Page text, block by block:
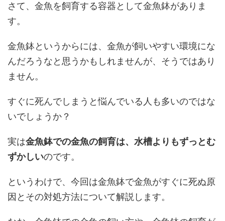
さて、金魚を飼育する容器として金魚鉢がありま
す。
金魚鉢というからには、金魚が飼いやすい環境にな
んだろうなと思うかもしれませんが、そうではあり
ません。
すぐに死んでしまうと悩んでいる人も多いのではな
いでしょうか？
実は金魚鉢での金魚の飼育は、水槽よりもずっとむ
ずかしいのです。
というわけで、今回は金魚鉢で金魚がすぐに死ぬ原
因とその対処方法について解説します。